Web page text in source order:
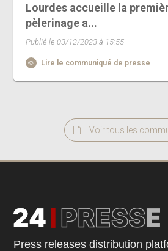
Lourdes accueille la
pèlerinage a...
Publié le 03/12/2023 à 15:55
Lire le communiqué de presse
Voir tous les
Press releases distribution